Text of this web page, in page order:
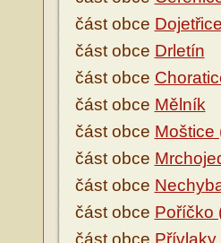
část obce
část obce Drletín
část obce
část obce Mělník
část obce Moštice
část obce
část obce
část obce Poříčko
část obce Přívlaky